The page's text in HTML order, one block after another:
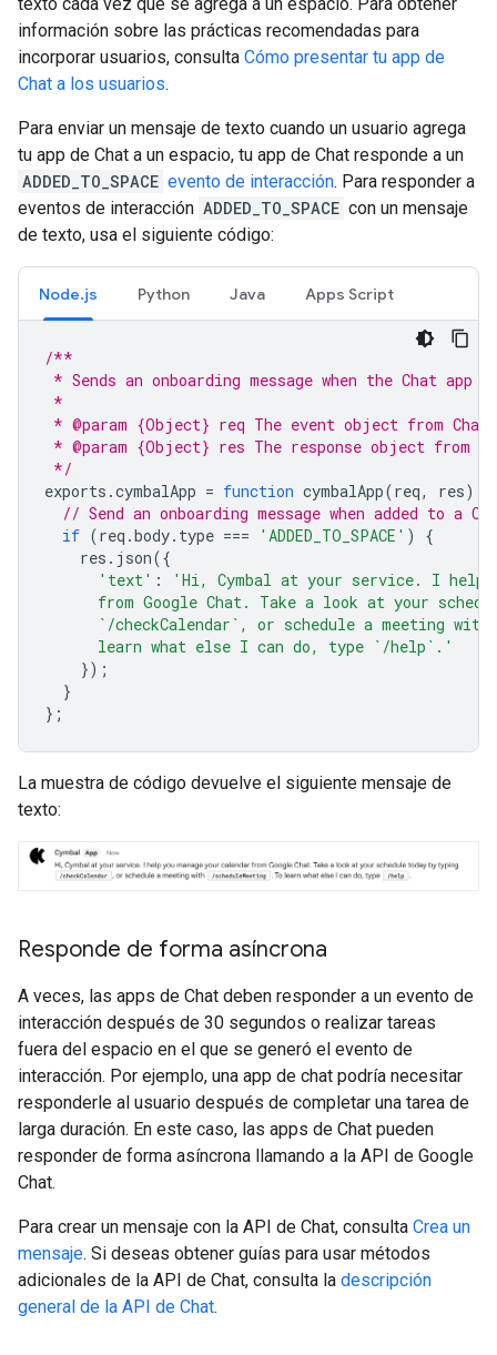
información sobre las prácticas recomendadas para
incorporar usuarios, consulta Cómo presentar tu app de
Chat a los usuarios.
Para enviar un mensaje de texto cuando un usuario agrega
tu app de Chat a un espacio, tu app de Chat responde a un
ADDED_TO_SPACE evento de interacción. Para responder a
eventos de interacción ADDED_TO_SPACE con un mensaje
de texto, usa el siguiente código:
Node.js Python Java Apps Script
/**
* Sends an onboarding message when the Chat app
*
* @param {Object} req The event object from Chat
* @param {Object} res The response object from
*/
exports .cymbalApp = function cymbalApp(req, res)
// Send an onboarding message when added to a
if (req .body. type === 'ADDED_TO_SPACE' )
{
res . json({
'text' :
'Hi, Cymbal at your service. I help
from Google Chat. Take a look at your
`/checkCalendar`, or schedule a meeting
      learn what else I can do, type `/help`.'
});
}
};
La muestra de código devuelve el siguiente mensaje de
texto:
Responde de forma asíncrona
A veces, las apps de Chat deben responder a un evento de
interacción después de 30 segundos o realizar tareas
fuera del espacio en el que se generó el evento de
interacción. Por ejemplo, una app de chat podría necesitar
responderle al usuario después de completar una tarea de
larga duración. En este caso, las apps de Chat pueden
responder de forma asíncrona llamando a la API de Google
Chat.
Para crear un mensaje con la API de Chat, consulta Crea un
mensaje. Si deseas obtener guías para usar métodos
adicionales de la API de Chat, consulta la descripción
general de la API de Chat.